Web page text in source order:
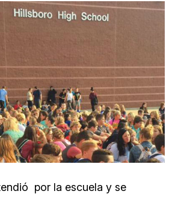
por la escuela y se